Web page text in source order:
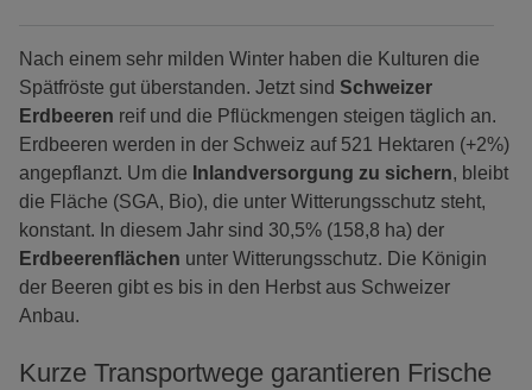
Nach einem sehr milden Winter haben die Kulturen die
Spätfröste gut überstanden. Jetzt sind Schweizer
Erdbeeren reif und die Pflückmengen steigen täglich an.
Erdbeeren werden in der Schweiz auf 521 Hektaren (+2%)
angepflanzt. Um die Inlandversorgung zu sichern, bleibt
die Fläche (SGA, Bio), die unter Witterungsschutz steht,
konstant. In diesem Jahr sind 30,5% (158,8 ha) der
Erdbeerenflächen unter Witterungsschutz. Die Königin
der Beeren gibt es bis in den Herbst aus Schweizer
Anbau.
Kurze Transportwege garantieren Frische